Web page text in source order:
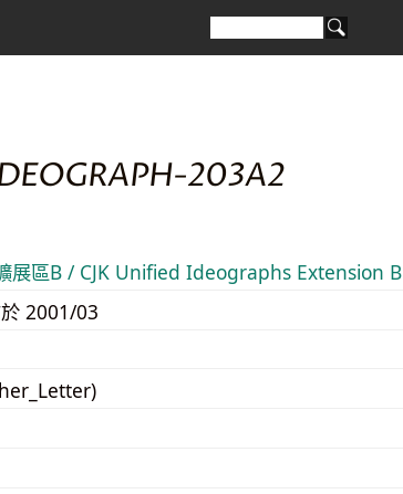
203A2
展區B / CJK Unified Ideographs Extension B
2001/03